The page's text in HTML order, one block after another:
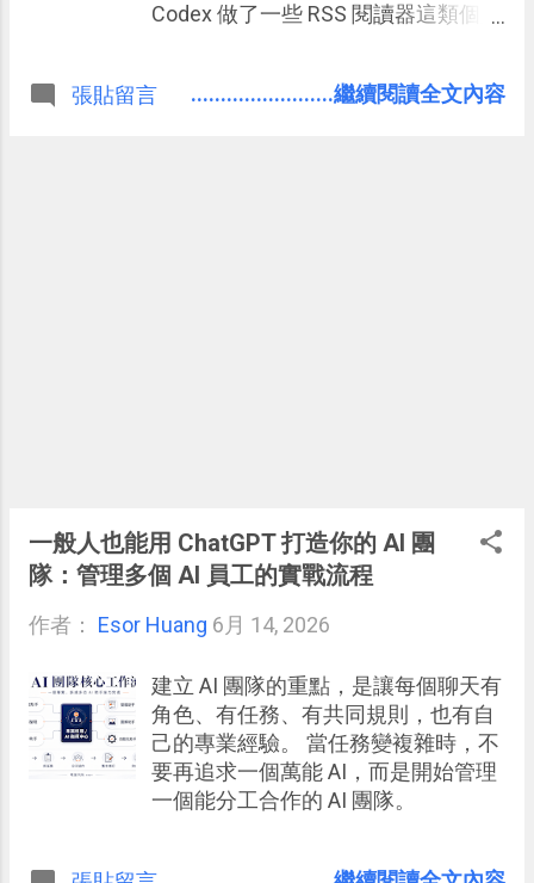
Codex 做了一些 RSS 閱讀器這類個人
作、文書編輯處理流程中。
張貼留言 ........................繼續閱讀全文內容
一般人也能用 ChatGPT 打造你的 AI 團
隊：管理多個 AI 員工的實戰流程
作者： Esor Huang 6月 14, 2026
建立 AI 團隊的重點，是讓每個聊天有
角色、有任務、有共同規則，也有自
己的專業經驗。 當任務變複雜時，不
要再追求一個萬能 AI，而是開始管理
一個能分工合作的 AI 團隊。